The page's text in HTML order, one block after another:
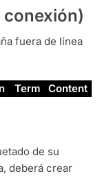
fuera de línea
Term
Content
de su
deberá crear